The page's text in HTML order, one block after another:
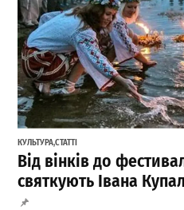
КУЛЬТУРА,СТАТТІ
Від вінків до
святкують Івана